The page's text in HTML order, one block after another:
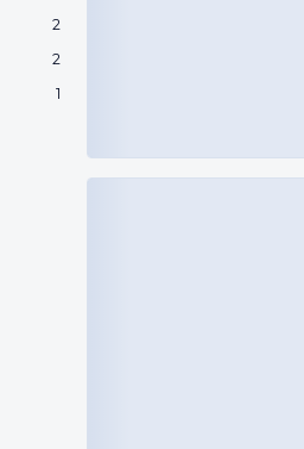
2
2
1